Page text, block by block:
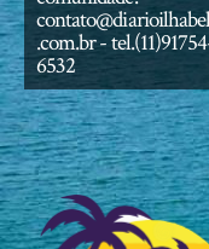
.com.br-
6532